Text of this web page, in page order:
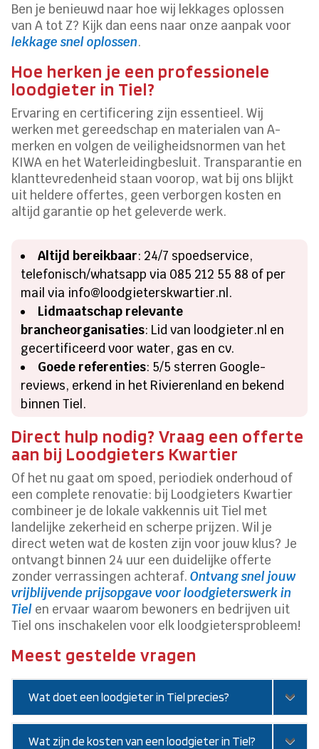
Ben je benieuwd naar hoe wij lekkages oplossen
van A tot Z? Kijk dan eens naar onze aanpak voor
lekkage snel oplossen.
Hoe herken je een professionele
loodgieter in Tiel?
Ervaring en certificering zijn essentieel. Wij
werken met gereedschap en materialen van A-
merken en volgen de veiligheidsnormen van het
KIWA en het Waterleidingbesluit. Transparantie en
klanttevredenheid staan voorop, wat bij ons blijkt
uit heldere offertes, geen verborgen kosten en
altijd garantie op het geleverde werk.
Altijd bereikbaar: 24/7 spoedservice,
telefonisch/whatsapp via 085 212 55 88 of per
mail via info@loodgieterskwartier.nl.
Lidmaatschap relevante
brancheorganisaties: Lid van loodgieter.nl en
gecertificeerd voor water, gas en cv.
Goede referenties: 5/5 sterren Google-
reviews, erkend in het Rivierenland en bekend
binnen Tiel.
Direct hulp nodig? Vraag een offerte
aan bij Loodgieters Kwartier
Of het nu gaat om spoed, periodiek onderhoud of
een complete renovatie: bij Loodgieters Kwartier
combineer je de lokale vakkennis uit Tiel met
landelijke zekerheid en scherpe prijzen. Wil je
direct weten wat de kosten zijn voor jouw klus? Je
ontvangt binnen 24 uur een duidelijke offerte
zonder verrassingen achteraf.Ontvang snel jouw
vrijblijvende prijsopgave voor loodgieterswerk in
Tiel en ervaar waarom bewoners en bedrijven uit
Tiel ons inschakelen voor elk loodgietersprobleem!
Meest gestelde vragen
Wat doet een loodgieter in Tiel precies?
Wat zijn de kosten van een loodgieter in Tiel?